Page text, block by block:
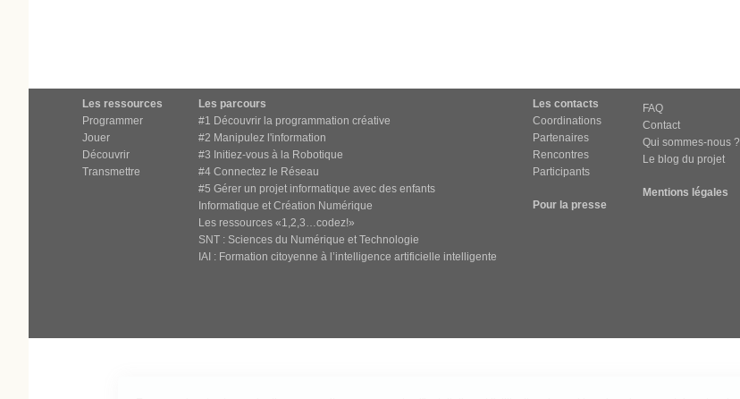
Les ressources
Programmer
Jouer
Découvrir
Transmettre
Les parcours
#1 Découvrir la programmation créative
#2 Manipulez l'information
#3 Initiez-vous à la Robotique
#4 Connectez le Réseau
#5 Gérer un projet informatique avec des enfants
Informatique et Création Numérique
Les ressources «1,2,3…codez!»
SNT : Sciences du Numérique et Technologie
IAI : Formation citoyenne à l’intelligence artificielle intelligente
Les contacts
Coordinations
Partenaires
Rencontres
Participants
Pour la presse
FAQ
Contact
Qui sommes-nous ?
Le blog du projet
Mentions légales